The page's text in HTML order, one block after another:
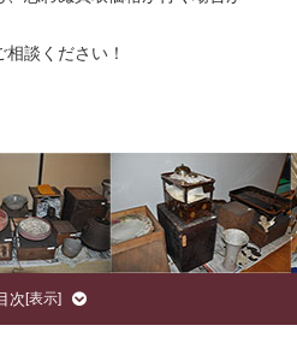
談ください！
次 [表示]